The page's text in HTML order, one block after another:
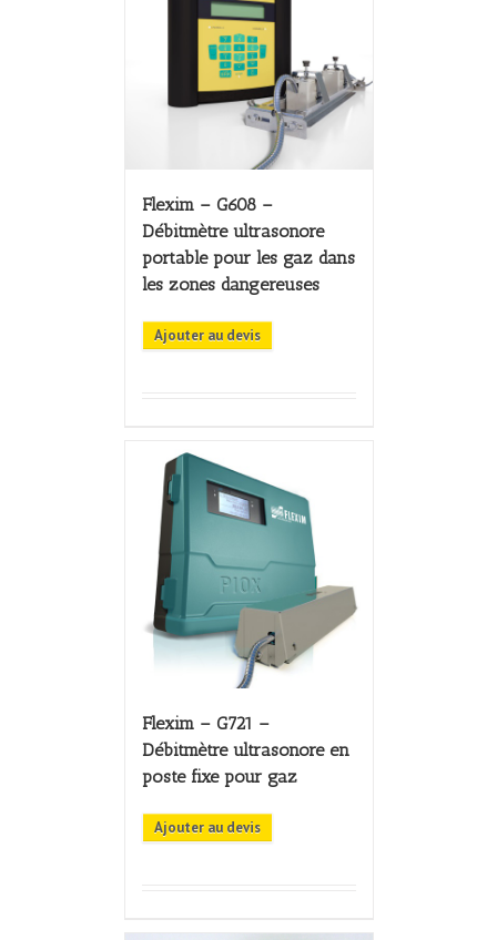
Flexim – G608 –
Débitmètre ultrasonore
portable pour les gaz dans
les zones dangereuses
Ajouter au devis
Flexim – G721 –
Débitmètre ultrasonore en
poste fixe pour gaz
Ajouter au devis